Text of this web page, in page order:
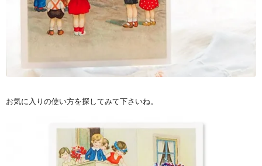
お気に入りの使い方を探してみて下さいね。